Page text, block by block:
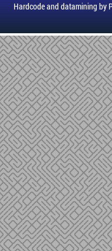
Hardcode and datamining by